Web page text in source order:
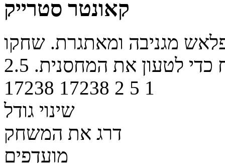
קאונטר סטרייק
מגניבה ומאתגרת. שחקו
כדי לטעון את המחסנית. 2.5
17238 17238 2 5 1
שינוי גודל
דרג את המשחק
מועדפים